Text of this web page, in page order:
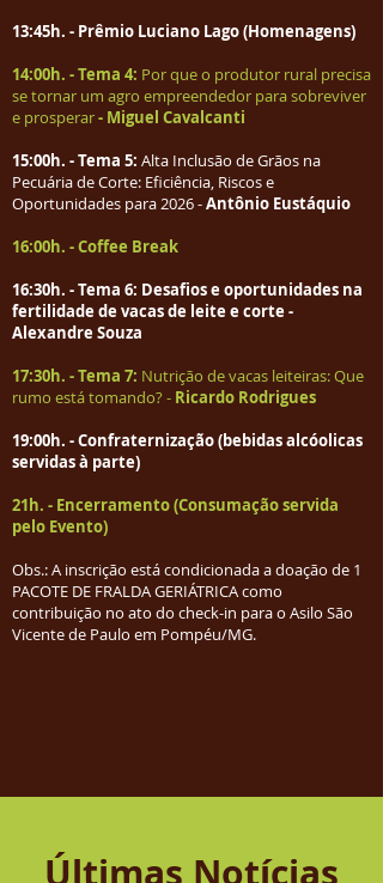
13:45h. - Prêmio Luciano Lago (Homenagens)
14:00h. - Tema 4: Por que o produtor rural precisa
se tornar um agro empreendedor para sobreviver
e prosperar- Miguel Cavalcanti
15:00h. - Tema 5: Alta Inclusão de Grãos na
Pecuária de Corte: Eficiência, Riscos e
Oportunidades para 2026 -Antônio Eustáquio
16:00h. -Coffee Break
16:30h. - Tema 6: Desafios e oportunidades na
fertilidade de vacas de leite e corte -
Alexandre Souza
17:30h. - Tema 7: Nutrição de vacas leiteiras: Que
rumo está tomando? - Ricardo Rodrigues
19:00h. - Confraternização (bebidas alcóolicas
servidas à parte)
21h. - Encerramento (Consumação servida
pelo Evento)
Obs.: A inscrição está condicionada a doação de 1
PACOTE DE FRALDA GERIÁTRICA como
contribuição no ato do check-in para o Asilo São
Vicente de Paulo em Pompéu/MG.
Últimas Notícias